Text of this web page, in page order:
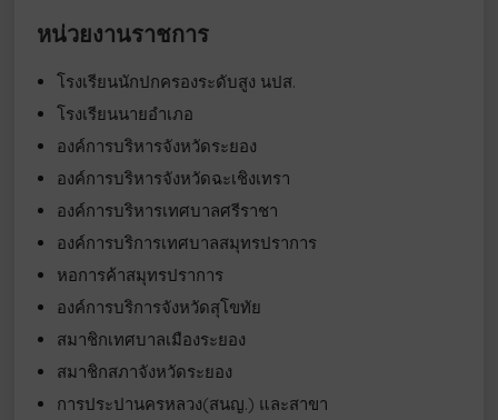
หน่วยงานราชการ
โรงเรียนนักปกครองระดับสูง นปส.
โรงเรียนนายอำเภอ
องค์การบริหารจังหวัดระยอง
องค์การบริหารจังหวัดฉะเชิงเทรา
องค์การบริหารเทศบาลศรีราชา
องค์การบริการเทศบาลสมุทรปราการ
หอการค้าสมุทรปราการ
องค์การบริการจังหวัดสุโขทัย
สมาชิกเทศบาลเมืองระยอง
สมาชิกสภาจังหวัดระยอง
การประปานครหลวง(สนญ.) และสาขา